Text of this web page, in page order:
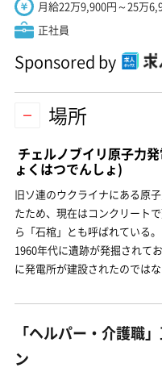
月給22万9,900円～25万
正社員
Sponsored by
場所
チェルノブイリ原子力
ょくはつでんしょ)
旧ソ連のウクライナにある原
たため、現在はコンクリート
ら「石棺」とも呼ばれている
1960年代に遺跡が発掘されて
に発電所が建設されたのでは
「ヘルパー・介護職
ン